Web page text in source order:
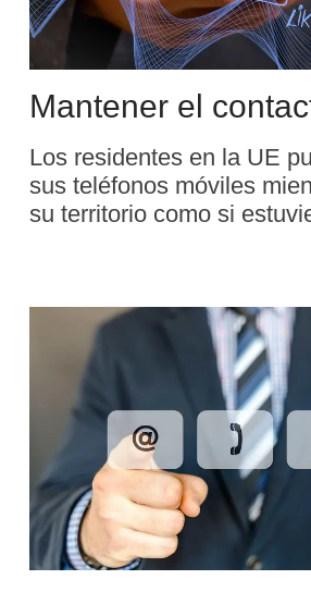
Mantener el
Los residentes en la UE
sus teléfonos móviles
su territorio como si
(pero no en Suiza). No
paquete nacional ofrece
o si tiene una tarifa de
puede que disponga de
grande, aunque no
roaming en la UE sin
recargo. En caso de
volumen de datos, su
empezar a aplicar un